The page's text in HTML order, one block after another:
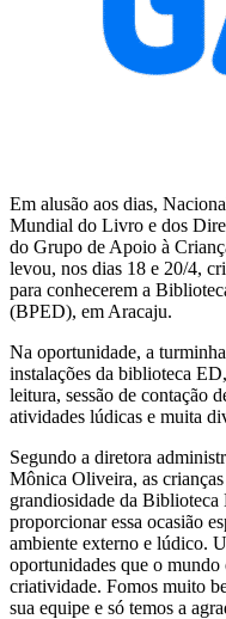
Em alusão aos dias,
Mundial do Livro e dos
do Grupo de Apoio à
levou, nos dias 18 e 20/4,
para conhecerem a
(BPED), em Aracaju.
Na oportunidade, a
instalações da biblioteca
leitura, sessão de contação
atividades lúdicas e muita
Segundo a diretora
Mônica Oliveira, as
grandiosidade da
proporcionar essa ocasião
ambiente externo e lúdico.
oportunidades que o
criatividade. Fomos muito
sua equipe e só temos a